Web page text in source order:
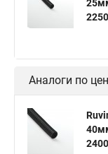
Аналоги по